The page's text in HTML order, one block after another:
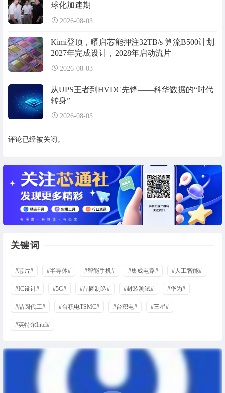
球化加速期
2026-08-03
Kimi登顶，曜启芯能押注32TB/s 算流B500计划
2027年完成设计，2028年启动流片
2026-08-03
从UPS王者到HVDC先锋——科华数据的“时代
转身”
2026-08-03
评论已经被关闭。
关键词
#芯片# #半导体# #智能手机# #集成电路# #人工智能#
#IC设计# #5G# #晶圆制造# #封装测试# #华为#
#晶圆代工# #台积电TSMC# #台积电# #三星#
#英特尔Intel#